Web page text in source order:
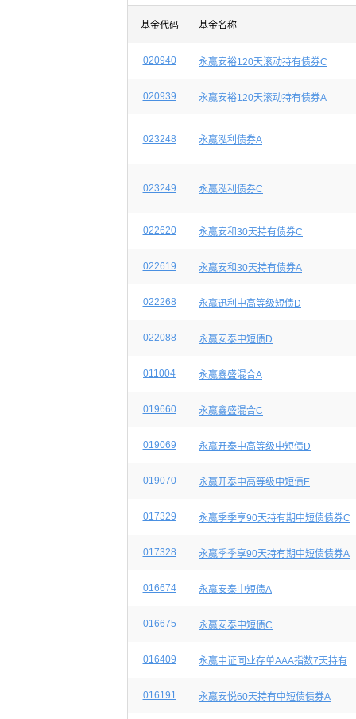
基金代码 基金名称
020940 永赢安裕120天滚动持有债券C
020939 永赢安裕120天滚动持有债券A
023248 永赢泓利债券A
023249 永赢泓利债券C
022620 永赢安和30天持有债券C
022619 永赢安和30天持有债券A
022268 永赢迅利中高等级短债D
022088 永赢安泰中短债D
011004 永赢鑫盛混合A
019660 永赢鑫盛混合C
019069 永赢开泰中高等级中短债D
019070 永赢开泰中高等级中短债E
017329 永赢季季享90天持有期中短债债券C
017328 永赢季季享90天持有期中短债债券A
016674 永赢安泰中短债A
016675 永赢安泰中短债C
016409 永赢中证同业存单AAA指数7天持有
016191 永赢安悦60天持有中短债债券A